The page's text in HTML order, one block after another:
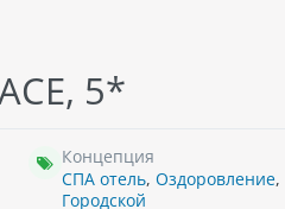
5*
Концепция
СПА отель, Оздоровление,
Городской